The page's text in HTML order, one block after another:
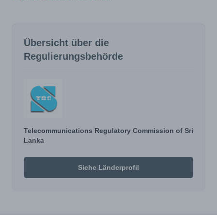
Übersicht über die
Regulierungsbehörde
Telecommunications Regulatory Commission of Sri
Lanka
Siehe Länderprofil